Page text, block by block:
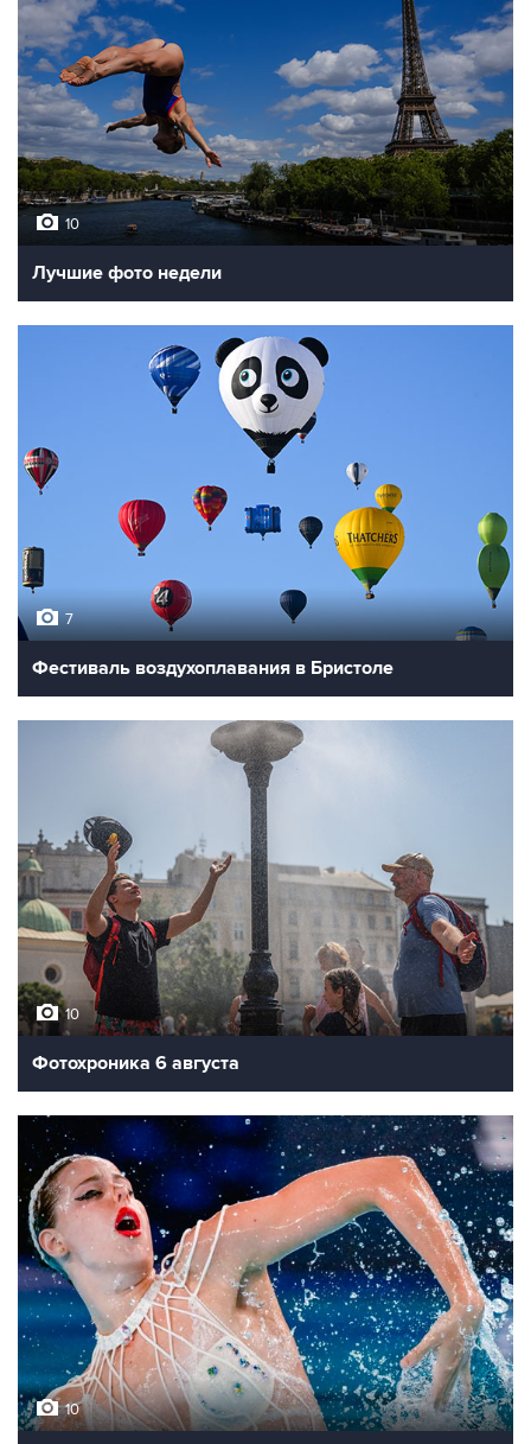
10
Лучшие фото недели
7
Фестиваль воздухоплавания в Бристоле
10
Фотохроника 6 августа
10